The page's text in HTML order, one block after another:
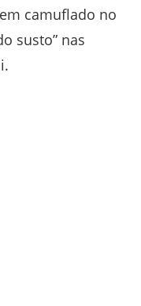
camuflado no
susto” nas